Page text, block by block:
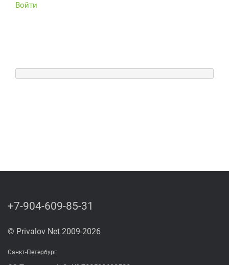
Войти
+7-904-609-85-31
© Privalov Net 2009-2026
Санкт-Петербург